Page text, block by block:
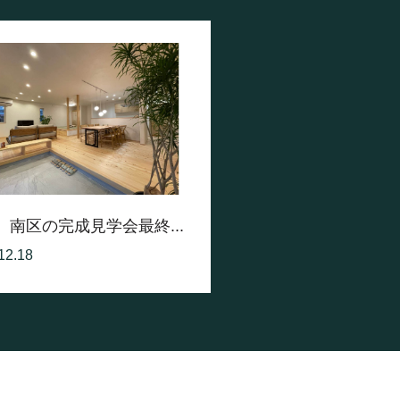
南区の完成見学会最終...